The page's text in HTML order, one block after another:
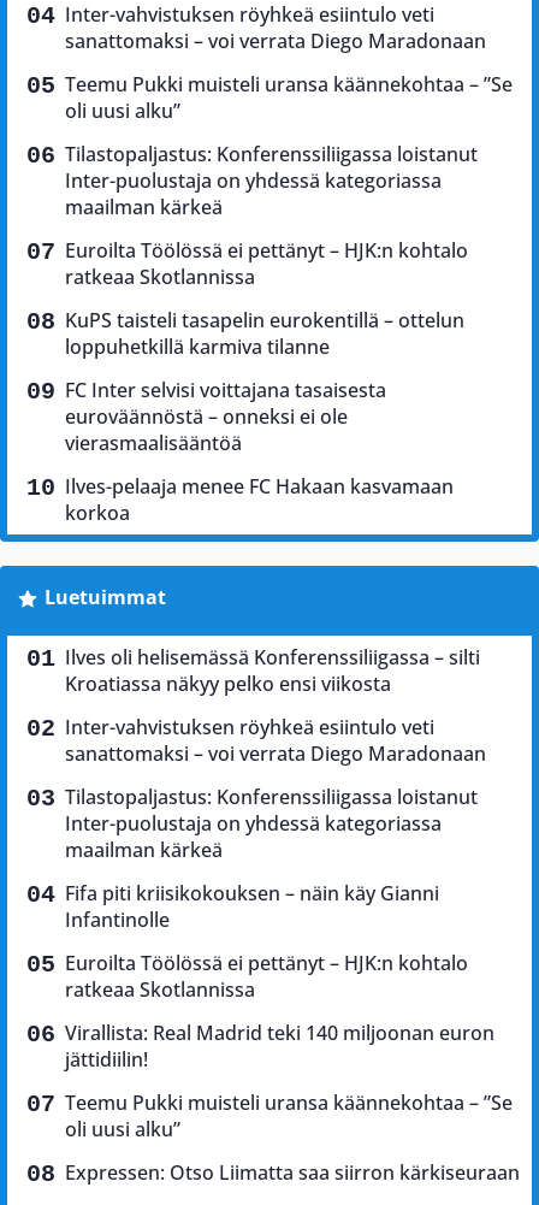
Inter-vahvistuksen röyhkeä esiintulo veti
sanattomaksi – voi verrata Diego Maradonaan
Teemu Pukki muisteli uransa käännekohtaa – ”Se
oli uusi alku”
Tilastopaljastus: Konferenssiliigassa loistanut
Inter-puolustaja on yhdessä kategoriassa
maailman kärkeä
Euroilta Töölössä ei pettänyt – HJK:n kohtalo
ratkeaa Skotlannissa
KuPS taisteli tasapelin eurokentillä – ottelun
loppuhetkillä karmiva tilanne
FC Inter selvisi voittajana tasaisesta
euroväännöstä – onneksi ei ole
vierasmaalisääntöä
Ilves-pelaaja menee FC Hakaan kasvamaan
korkoa
Luetuimmat
Ilves oli helisemässä Konferenssiliigassa – silti
Kroatiassa näkyy pelko ensi viikosta
Inter-vahvistuksen röyhkeä esiintulo veti
sanattomaksi – voi verrata Diego Maradonaan
Tilastopaljastus: Konferenssiliigassa loistanut
Inter-puolustaja on yhdessä kategoriassa
maailman kärkeä
Fifa piti kriisikokouksen – näin käy Gianni
Infantinolle
Euroilta Töölössä ei pettänyt – HJK:n kohtalo
ratkeaa Skotlannissa
Virallista: Real Madrid teki 140 miljoonan euron
jättidiilin!
Teemu Pukki muisteli uransa käännekohtaa – ”Se
oli uusi alku”
Expressen: Otso Liimatta saa siirron kärkiseuraan